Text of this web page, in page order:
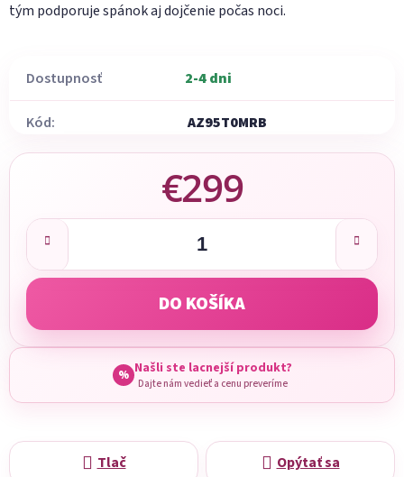
tým podporuje spánok aj dojčenie počas noci.
Dostupnosť 2-4 dni
Kód: AZ95T0MRB
€299
Jednotková cena:
DO KOŠÍKA
% Našli ste lacnejší produkt?
Dajte nám vedieť a cenu preveríme
Tlač Opýtať sa